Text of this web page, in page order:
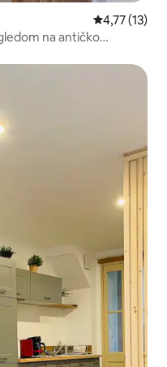
Prosječna
4,77 (13)
na antičko